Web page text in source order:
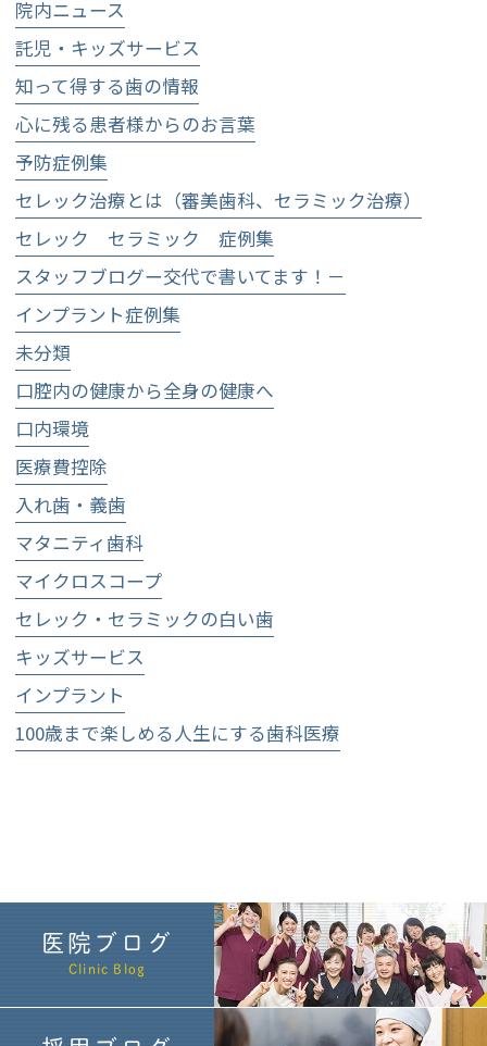
院内ニュース
託児・キッズサービス
知って得する歯の情報
心に残る患者様からのお言葉
予防症例集
セレック治療とは（審美歯科、セラミック治療）
セレック セラミック 症例集
スタッフブログー交代で書いてます！－
インプラント症例集
未分類
口腔内の健康から全身の健康へ
口内環境
医療費控除
入れ歯・義歯
マタニティ歯科
マイクロスコープ
セレック・セラミックの白い歯
キッズサービス
インプラント
100歳まで楽しめる人生にする歯科医療
医院ブログ
Clinic Blog